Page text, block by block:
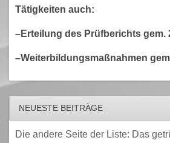
Tätigkeiten auch:
–Erteilung des Prüfberichts gem.
–Weiterbildungsmaßnahmen
NEUESTE BEITRÄGE
Die andere Seite der Liste: Das